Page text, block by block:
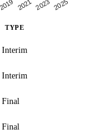
2019 2021 2023 2025
TYPE
Interim
Interim
Final
Final